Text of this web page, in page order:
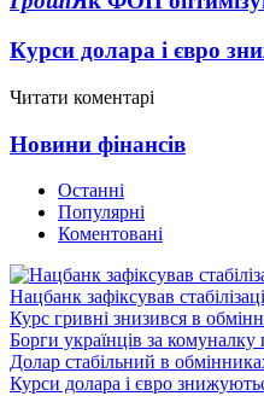
Курси долара і євро
Читати коментарі
Новини фінансів
Останні
Популярні
Коментовані
Нацбанк зафіксував
Курс гривні знизився в
Борги українців за
Долар стабільний в
Курси долара і євро